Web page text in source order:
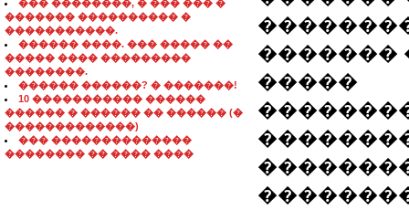
��� ��������, � ��� ��� �
������� ���������� �
�����������.
������ ����. ��� ����� ��
����� ���� ���������
��������.
������ ������? � �������!
10 ����������� ������
������ � ������ �� ������ (�
�������������)
��� ��������������
�������� �� ���� ����
�������
�����